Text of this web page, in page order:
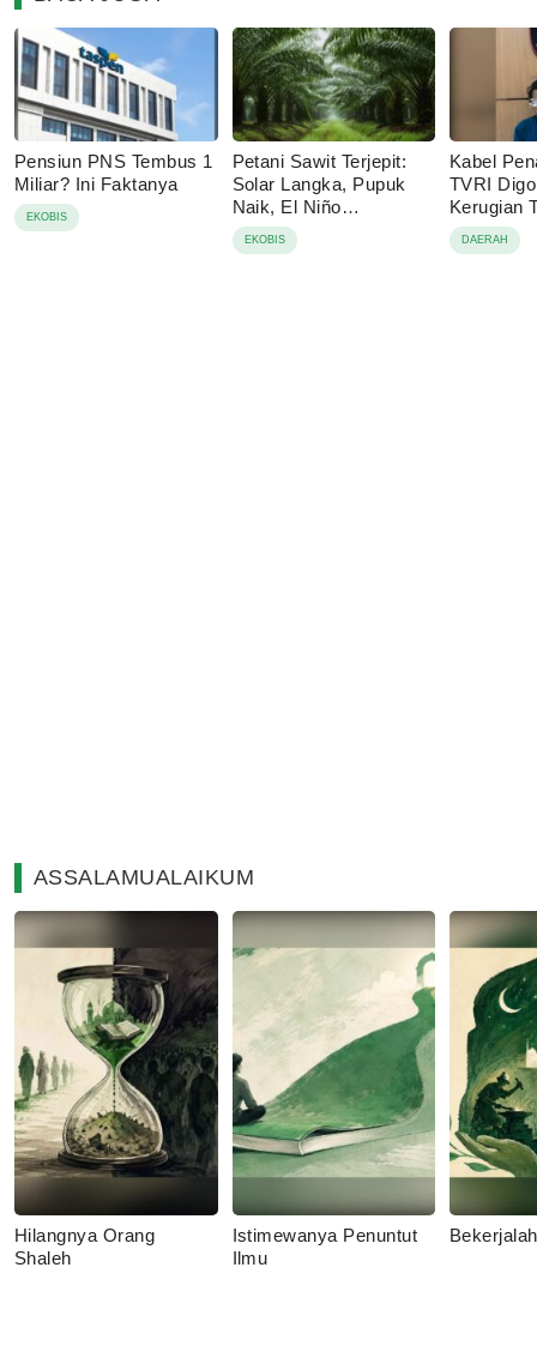
Pensiun PNS Tembus 1
Miliar? Ini Faktanya
EKOBIS
Petani Sawit Terjepit:
Solar Langka, Pupuk
Naik, El Niño
Mengancam
EKOBIS
Kabel
TVRI
Kerugian
Juta
DAERAH
ASSALAMUALAIKUM
Hilangnya Orang
Shaleh
Istimewanya Penuntut
Ilmu
Bekerjalah